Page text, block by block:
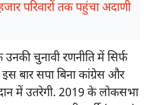
परिवारों तक पहुंचा अदाणी
चुनावी रणनीति में सिर्फ
बार सपा बिना कांग्रेस और
में उतरेगी. 2019 के लोकसभा